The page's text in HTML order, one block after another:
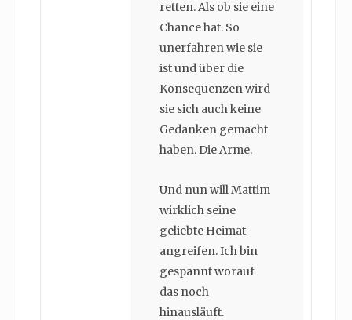
retten. Als ob sie eine
Chance hat. So
unerfahren wie sie
ist und über die
Konsequenzen wird
sie sich auch keine
Gedanken gemacht
haben. Die Arme.
Und nun will Mattim
wirklich seine
geliebte Heimat
angreifen. Ich bin
gespannt worauf
das noch
hinausläuft.